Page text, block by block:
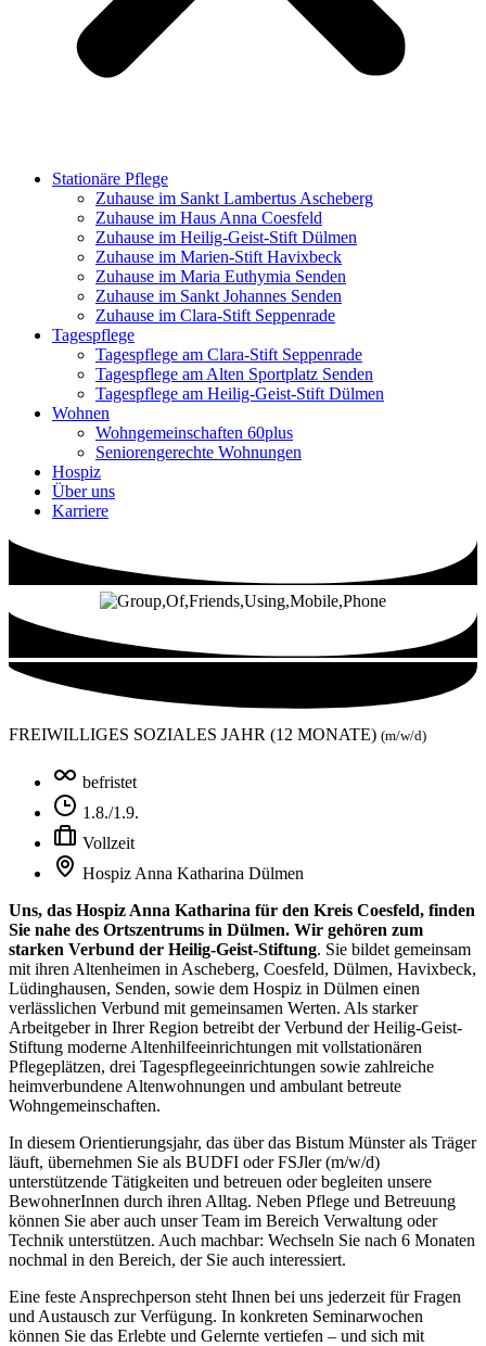
Stationäre Pflege
Zuhause im Sankt Lambertus Ascheberg
Zuhause im Haus Anna Coesfeld
Zuhause im Heilig-Geist-Stift Dülmen
Zuhause im Marien-Stift Havixbeck
Zuhause im Maria Euthymia Senden
Zuhause im Sankt Johannes Senden
Zuhause im Clara-Stift Seppenrade
Tagespflege
Tagespflege am Clara-Stift Seppenrade
Tagespflege am Alten Sportplatz Senden
Tagespflege am Heilig-Geist-Stift Dülmen
Wohnen
Wohngemeinschaften 60plus
Seniorengerechte Wohnungen
Hospiz
Über uns
Karriere
FREIWILLIGES SOZIALES JAHR (12 MONATE) (m/w/d)
befristet
1.8./1.9.
Vollzeit
Hospiz Anna Katharina Dülmen
Uns, das Hospiz Anna Katharina für den Kreis Coesfeld, finden
Sie nahe des Ortszentrums in Dülmen. Wir gehören zum
starken Verbund der Heilig-Geist-Stiftung. Sie bildet gemeinsam
mit ihren Altenheimen in Ascheberg, Coesfeld, Dülmen, Havixbeck,
Lüdinghausen, Senden, sowie dem Hospiz in Dülmen einen
verlässlichen Verbund mit gemeinsamen Werten. Als starker
Arbeitgeber in Ihrer Region betreibt der Verbund der Heilig-Geist-
Stiftung moderne Altenhilfeeinrichtungen mit vollstationären
Pflegeplätzen, drei Tagespflegeeinrichtungen sowie zahlreiche
heimverbundene Altenwohnungen und ambulant betreute
Wohngemeinschaften.
In diesem Orientierungsjahr, das über das Bistum Münster als Träger
läuft, übernehmen Sie als BUDFI oder FSJler (m/w/d)
unterstützende Tätigkeiten und betreuen oder begleiten unsere
BewohnerInnen durch ihren Alltag. Neben Pflege und Betreuung
können Sie aber auch unser Team im Bereich Verwaltung oder
Technik unterstützen. Auch machbar: Wechseln Sie nach 6 Monaten
nochmal in den Bereich, der Sie auch interessiert.
Eine feste Ansprechperson steht Ihnen bei uns jederzeit für Fragen
und Austausch zur Verfügung. In konkreten Seminarwochen
können Sie das Erlebte und Gelernte vertiefen – und sich mit